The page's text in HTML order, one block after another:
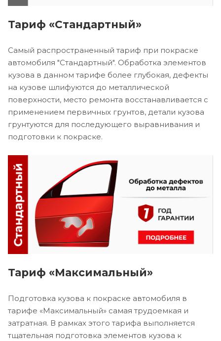
Тариф «Стандартный»
Самый распространенный тариф при покраске
автомобиля "Стандартный". Обработка элементов
кузова в данном тарифе более глубокая, дефекты
на кузове шлифуются до металлической
поверхности, место ремонта восстанавливается с
применением первичных грунтов, детали кузова
грунтуются для последующего выравнивания и
подготовки к покраске.
Тариф «Максимальный»
Подготовка кузова к покраске автомобиля в
тарифе «Максимальный» самая трудоемкая и
затратная. В рамках этого тарифа выполняется
тщательная подготовка элементов кузова к